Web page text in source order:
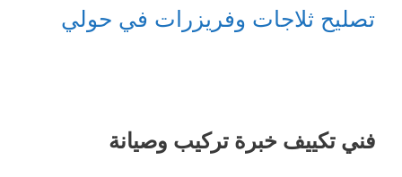
تصليح ثلاجات وفريزرات في حولي
فني تكييف خبرة تركيب وصيانة